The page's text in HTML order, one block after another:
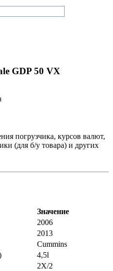
GDP 50 VX
погрузчика, курсов валют,
(для б/у товара) и других
Значение
2006
2013
Cummins
4,5l
2X/2